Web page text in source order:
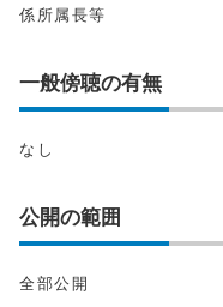
係所属長等
一般傍聴の有無
なし
公開の範囲
全部公開